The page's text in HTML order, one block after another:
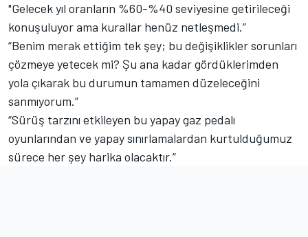
"Gelecek yıl oranların %60-%40 seviyesine getirileceği
konuşuluyor ama kurallar henüz netleşmedi.”
“Benim merak ettiğim tek şey; bu değişiklikler sorunları
çözmeye yetecek mi? Şu ana kadar gördüklerimden
yola çıkarak bu durumun tamamen düzeleceğini
sanmıyorum.”
“Sürüş tarzını etkileyen bu yapay gaz pedalı
oyunlarından ve yapay sınırlamalardan kurtulduğumuz
sürece her şey harika olacaktır.”